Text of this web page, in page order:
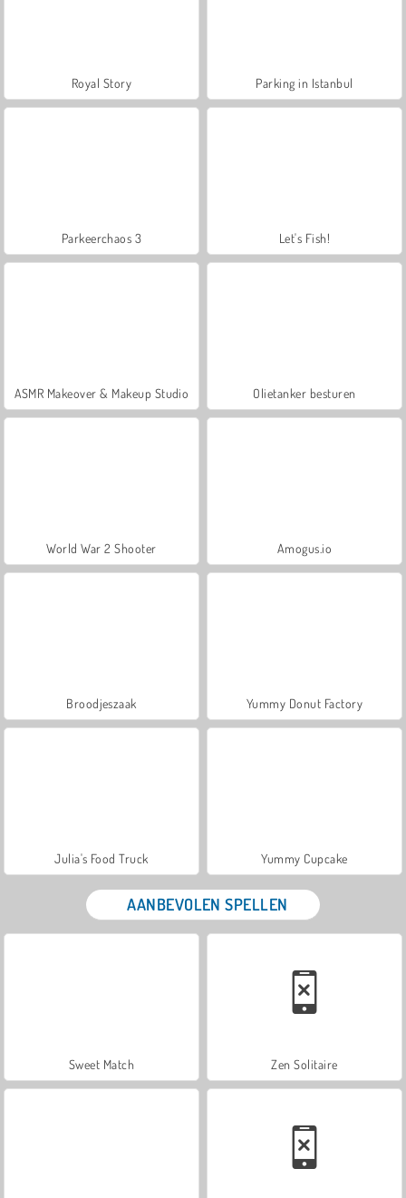
Royal Story Parking in Istanbul
Parkeerchaos 3 Let's Fish!
ASMR Makeover & Makeup Studio Olietanker besturen
World War 2 Shooter Amogus.io
Broodjeszaak Yummy Donut Factory
Julia's Food Truck Yummy Cupcake
AANBEVOLEN SPELLEN
Sweet Match Zen Solitaire